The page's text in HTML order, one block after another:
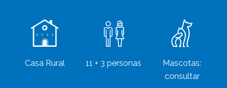
Casa Rural 11 + 3 personas
Mascotas:
consultar